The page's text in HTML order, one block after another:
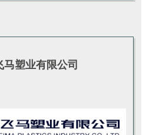
马塑业有限公司